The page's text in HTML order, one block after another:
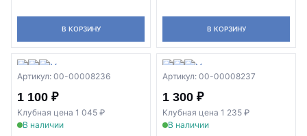
В КОРЗИНУ В КОРЗИНУ
Артикул: 00-00008236
1 100 ₽
Клубная цена 1 045 ₽
В наличии
Артикул: 00-00008237
1 300 ₽
Клубная цена 1 235 ₽
В наличии